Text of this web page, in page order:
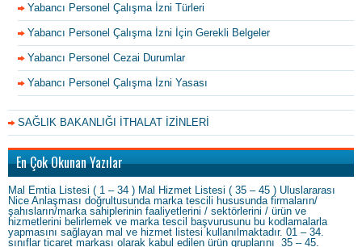
Yabancı Personel Çalışma İzni Türleri
Yabancı Personel Çalışma İzni İçin Gerekli Belgeler
Yabancı Personel Cezai Durumlar
Yabancı Personel Çalışma İzni Yasası
SAĞLIK BAKANLIĞI İTHALAT İZİNLERİ
En Çok Okunan Yazılar
Mal Emtia Listesi ( 1 – 34 ) Mal Hizmet Listesi ( 35 – 45 ) Uluslararası
Nice Anlaşması doğrultusunda marka tescili hususunda firmaların/
şahısların/marka sahiplerinin faaliyetlerini / sektörlerini / ürün ve
hizmetlerini belirlemek ve marka tescil başvurusunu bu kodlamalarla
yapmasını sağlayan mal ve hizmet listesi kullanılmaktadır. 01 – 34.
sınıflar ticaret markası olarak kabul edilen ürün gruplarını 35 – 45.